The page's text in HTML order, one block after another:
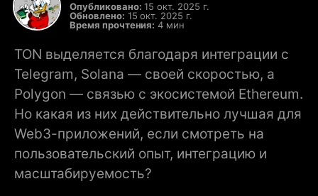
Опубликовано: 15 окт. 2025 г.
Обновлено: 15 окт. 2025 г.
Время прочтения: 4 мин
TON выделяется благодаря интеграции с
Telegram, Solana — своей скоростью, а
Polygon — связью с экосистемой Ethereum.
Но какая из них действительно лучшая для
Web3-приложений, если смотреть на
пользовательский опыт, интеграцию и
масштабируемость?